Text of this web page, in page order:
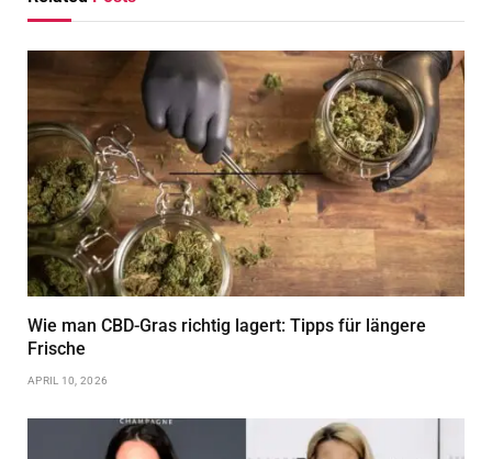
Wie man CBD-Gras richtig lagert: Tipps für längere
Frische
APRIL 10, 2026